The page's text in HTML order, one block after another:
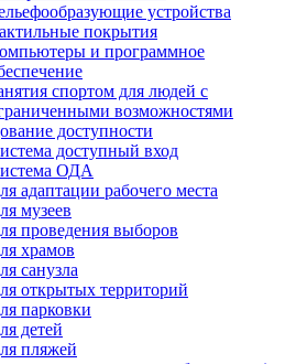
устройства
покрытия
и программное
спортом для людей с
возможностями
доступности
доступный вход
ОДА
адаптации рабочего места
музеев
проведения выборов
храмов
санузла
открытых территорий
парковки
детей
пляжей